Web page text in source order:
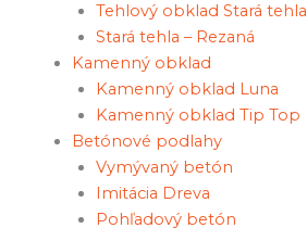
Tehlový obklad Stará tehla
Stará tehla – Rezaná
Kamenný obklad
Kamenný obklad Luna
Kamenný obklad Tip Top
Betónové podlahy
Vymývaný betón
Imitácia Dreva
Pohľadový betón